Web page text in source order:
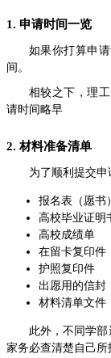
1. 申请时间一览
如果你打算申
间。
相较之下，理
请时间略早
2. 材料准备清单
为了顺利提交申
报名表（愿书）
高校毕业证明
高校成绩单
在留卡复印件
护照复印件
出愿用的信封
材料清单文件
此外，不同学
家务必查清楚自己所